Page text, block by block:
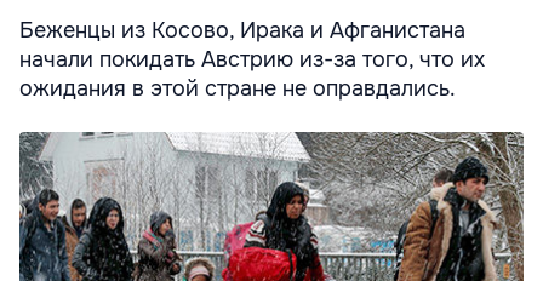
Беженцы из Косово, Ирака и Афганистана
начали покидать Австрию из-за того, что их
ожидания в этой стране не оправдались.